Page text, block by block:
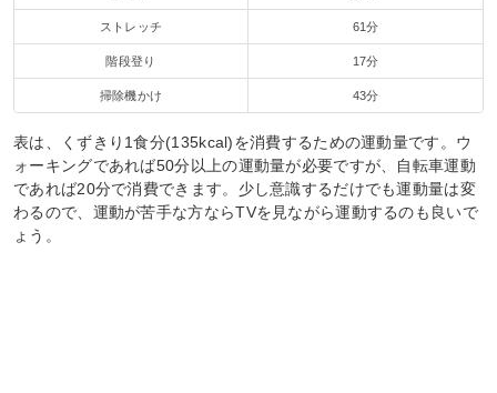
ストレッチ 61分
階段登り 17分
掃除機かけ 43分
表は、くずきり1食分(135kcal)を消費するための運動量です。ウ
ォーキングであれば50分以上の運動量が必要ですが、自転車運動
であれば20分で消費できます。少し意識するだけでも運動量は変
わるので、運動が苦手な方ならTVを見ながら運動するのも良いで
ょう。